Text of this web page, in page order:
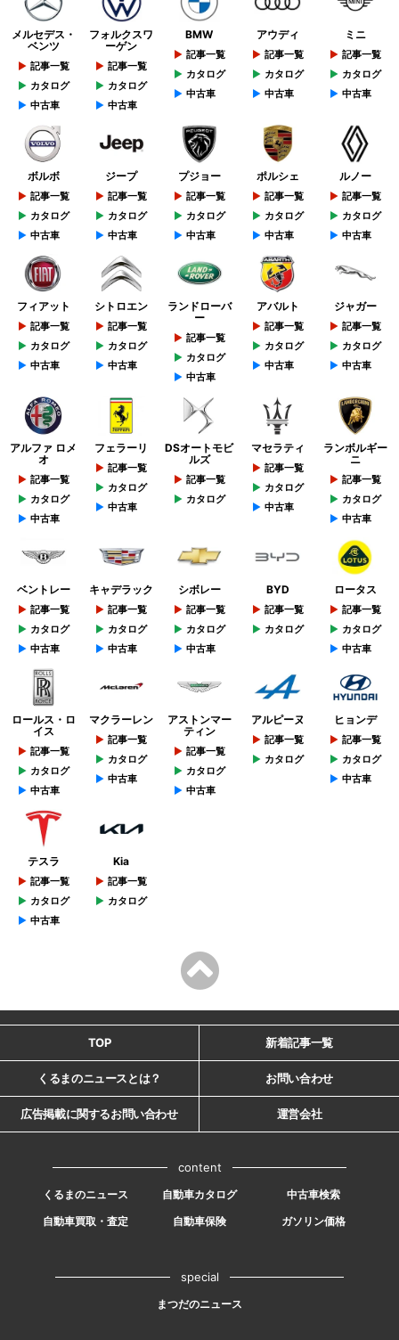
メルセデス・
ベンツ
記事一覧
カタログ
中古車
フォルクスワ
ーゲン
記事一覧
カタログ
中古車
BMW
記事一覧
カタログ
中古車
アウディ
記事一覧
カタログ
中古車
ミニ
記事一覧
カタログ
中古車
ボルボ
記事一覧
カタログ
中古車
ジープ
記事一覧
カタログ
中古車
プジョー
記事一覧
カタログ
中古車
ポルシェ
記事一覧
カタログ
中古車
ルノー
記事一覧
カタログ
中古車
フィアット
記事一覧
カタログ
中古車
シトロエン
記事一覧
カタログ
中古車
ランドローバ
ー
記事一覧
カタログ
中古車
アバルト
記事一覧
カタログ
中古車
ジャガー
記事一覧
カタログ
中古車
アルファ ロメ
オ
記事一覧
カタログ
中古車
フェラーリ
記事一覧
カタログ
中古車
DSオートモビ
ルズ
記事一覧
カタログ
マセラティ
記事一覧
カタログ
中古車
ランボルギー
ニ
記事一覧
カタログ
中古車
ベントレー
記事一覧
カタログ
中古車
キャデラック
記事一覧
カタログ
中古車
シボレー
記事一覧
カタログ
中古車
BYD
記事一覧
カタログ
ロータス
記事一覧
カタログ
中古車
ロールス・ロ
イス
記事一覧
カタログ
中古車
マクラーレン
記事一覧
カタログ
中古車
アストンマー
ティン
記事一覧
カタログ
中古車
アルピーヌ
記事一覧
カタログ
ヒョンデ
記事一覧
カタログ
中古車
テスラ
記事一覧
カタログ
中古車
Kia
記事一覧
カタログ
TOP 新着記事一覧
くるまのニュースとは？ お問い合わせ
広告掲載に関するお問い合わせ 運営会社
content
くるまのニュース 自動車カタログ
中古車検索
自動車買取・査定
自動車保険 ガソリン価格
special
まつだのニュース